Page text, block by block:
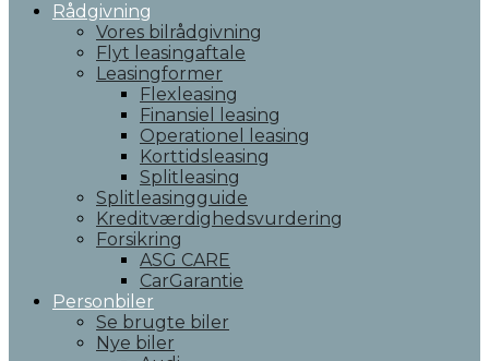
Rådgivning
Vores bilrådgivning
Flyt leasingaftale
Leasingformer
Flexleasing
Finansiel leasing
Operationel leasing
Korttidsleasing
Splitleasing
Splitleasingguide
Kreditværdighedsvurdering
Forsikring
ASG CARE
CarGarantie
Personbiler
Se brugte biler
Nye biler